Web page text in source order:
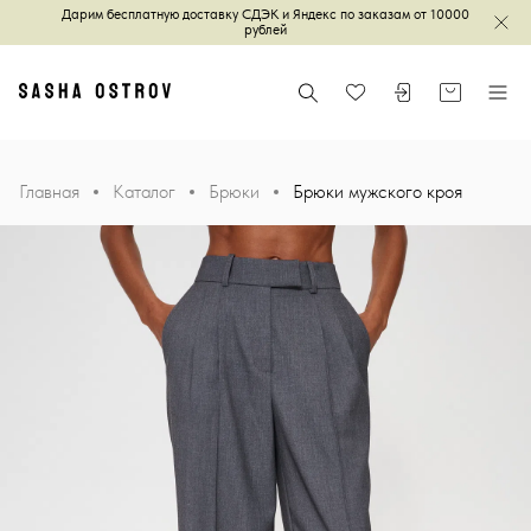
Дарим бесплатную доставку СДЭК и Яндекс по заказам от 10000
рублей
Главная Поиск ИзбранноеВойти илиКорзинаМеню
Главная Каталог Брюки Брюки мужского кроя